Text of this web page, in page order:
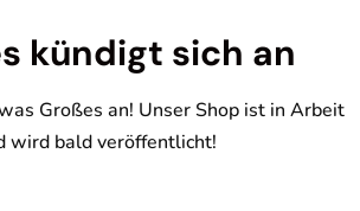
kündigt sich an
Großes an! Unser Shop ist in Arbeit
wird bald veröffentlicht!